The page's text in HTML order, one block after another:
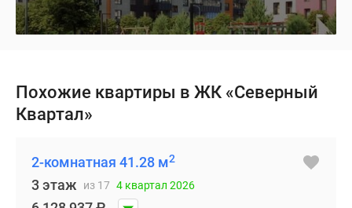
Похожие квартиры в ЖК «Северный
Квартал»
2-комнатная 41.28 м2
3 этаж из 17 4 квартал 2026